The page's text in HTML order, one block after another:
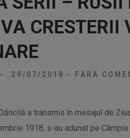
CRESTERII
- 29/07/2018 - FĂRĂ
a transmis în mesajul de
1918, s-au adunat pe